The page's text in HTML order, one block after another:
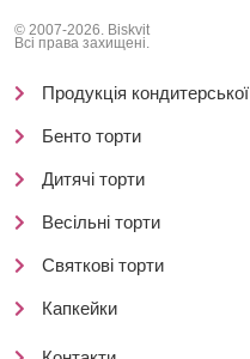
© 2007-2026. Biskvit
Всі права захищені.
Продукція кондитерської
Бенто торти
Дитячі торти
Весільні торти
Святкові торти
Капкейки